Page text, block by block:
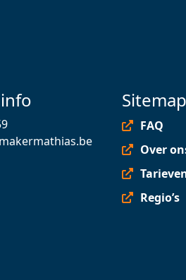
Sitemap
FAQ
Over
Regio’s